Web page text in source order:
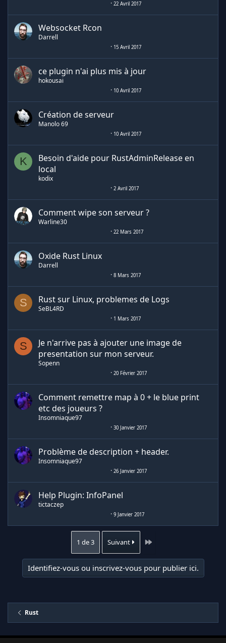
22 Avril 2017
Websocket Rcon
Darrell
15 Avril 2017
ce plugin n'ai plus mis à jour
hokousai
10 Avril 2017
Création de serveur
Manolo 69
10 Avril 2017
K
Besoin d'aide pour RustAdminRelease en
local
kodix
2 Avril 2017
Comment wipe son serveur ?
Warline30
22 Mars 2017
Oxide Rust Linux
Darrell
8 Mars 2017
S Rust sur Linux, problemes de Logs
SeBL4RD
1 Mars 2017
S
Je n'arrive pas à ajouter une image de
presentation sur mon serveur.
Sopenn
20 Février 2017
Comment remettre map à 0 + le blue print
etc des joueurs ?
Insomniaque97
30 Janvier 2017
Problème de description + header.
Insomniaque97
26 Janvier 2017
Help Plugin: InfoPanel
tictaczep
9 Janvier 2017
1 de 3 Suivant Dernier
Identifiez-vous ou inscrivez-vous pour publier ici.
Rust